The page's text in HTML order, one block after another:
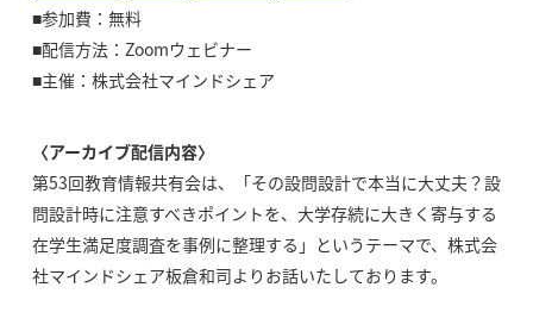
■参加費：無料
■配信方法：Zoomウェビナー
■主催：株式会社マインドシェア
〈アーカイブ配信内容〉
第53回教育情報共有会は、「その設問設計で本当に大丈夫？設
問設計時に注意すべきポイントを、大学存続に大きく寄与する
在学生満足度調査を事例に整理する」というテーマで、株式会
社マインドシェア板倉和司よりお話いたしております。